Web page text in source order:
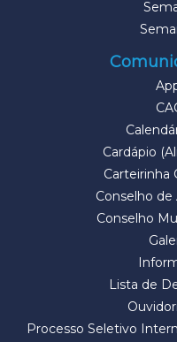
Cardápio
Carteirinha
Conselho
Conselho
Lista de
Processo Seletivo